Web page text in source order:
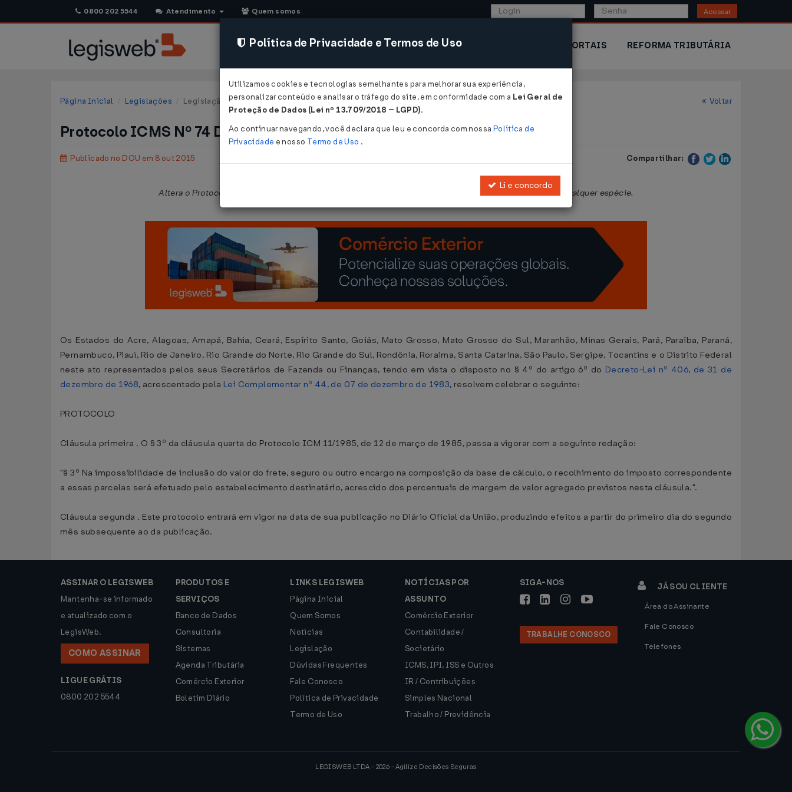
0800 202 5544 Atendimento Quem somos Acessar
CONSULTORIA SISTEMAS COMÉRCIO EXTERIOR PORTAIS REFORMA TRIBUTÁRIA
Página Inicial Legislações Legislação Federal Voltar
Protocolo ICMS Nº 74 DE 07/10/2015
Publicado no DOU em 8 out 2015 Compartilhar:
Altera o Protocolo ICM 11/85, que dispõe sobre substituição tributária nas operações com cimento de qualquer espécie.
Os Estados do Acre, Alagoas, Amapá, Bahia, Ceará, Espírito Santo, Goiás, Mato Grosso, Mato Grosso do Sul, Maranhão, Minas Gerais, Pará, Paraíba, Paraná,
Pernambuco, Piauí, Rio de Janeiro, Rio Grande do Norte, Rio Grande do Sul, Rondônia, Roraima, Santa Catarina, São Paulo, Sergipe, Tocantins e o Distrito Federal
neste ato representados pelos seus Secretários de Fazenda ou Finanças, tendo em vista o disposto no § 4º do artigo 6º do Decreto-Lei nº 406, de 31 de
dezembro de 1968, acrescentado pela Lei Complementar nº 44, de 07 de dezembro de 1983, resolvem celebrar o seguinte:
PROTOCOLO
Cláusula primeira . O § 3º da cláusula quarta do Protocolo ICM 11/1985, de 12 de março de 1985, passa a vigorar com a seguinte redação:
"§ 3º Na impossibilidade de inclusão do valor do frete, seguro ou outro encargo na composição da base de cálculo, o recolhimento do imposto correspondente
a essas parcelas será efetuado pelo estabelecimento destinatário, acrescido dos percentuais de margem de valor agregado previstos nesta cláusula.".
Cláusula segunda . Este protocolo entrará em vigor na data de sua publicação no Diário Oficial da União, produzindo efeitos a partir do primeiro dia do segundo
mês subsequente ao da publicação.
ASSINAR O LEGISWEB
Mantenha-se informado
e atualizado com o
LegisWeb.
COMO ASSINAR
LIGUE GRÁTIS
0800 202 5544
PRODUTOS E
SERVIÇOS
Banco de Dados
Consultoria
Sistemas
Agenda Tributária
Comércio Exterior
Boletim Diário
LINKS LEGISWEB
Página Inicial
Quem Somos
Notícias
Legislação
Dúvidas Frequentes
Fale Conosco
Política de Privacidade
Termo de Uso
NOTÍCIAS POR
ASSUNTO
Comércio Exterior
Contabilidade /
Societário
ICMS, IPI, ISS e Outros
IR / Contribuições
Simples Nacional
Trabalho / Previdência
SIGA-NOS
TRABALHE CONOSCO
JÁ SOU CLIENTE
Área do Assinante
Fale Conosco
Telefones
LEGISWEB LTDA - 2026 - Agilize Decisões Seguras
Política de Privacidade e Termos de Uso
Utilizamos cookies e tecnologias semelhantes para melhorar sua experiência,
personalizar conteúdo e analisar o tráfego do site, em conformidade com a Lei Geral de
Proteção de Dados (Lei nº 13.709/2018 – LGPD).
Ao continuar navegando, você declara que leu e concorda com nossa Política de
Privacidade e nosso Termo de Uso .
Li e concordo